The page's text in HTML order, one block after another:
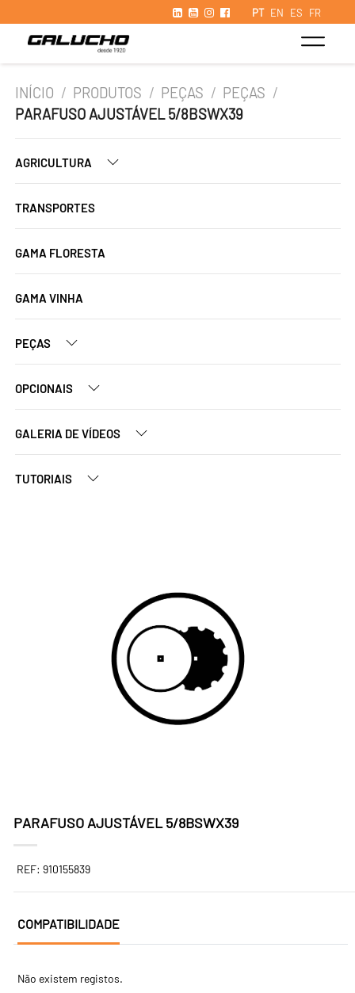
PT EN ES FR
INÍCIO / PRODUTOS / PEÇAS / PEÇAS /
PARAFUSO AJUSTÁVEL 5/8BSWX39
AGRICULTURA
TRANSPORTES
GAMA FLORESTA
GAMA VINHA
PEÇAS
OPCIONAIS
GALERIA DE VÍDEOS
TUTORIAIS
PARAFUSO AJUSTÁVEL 5/8BSWX39
REF: 910155839
COMPATIBILIDADE
Não existem registos.